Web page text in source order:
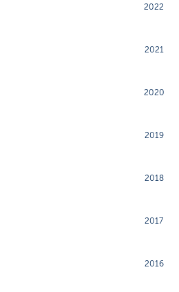
2022
2021
2020
2019
2018
2017
2016